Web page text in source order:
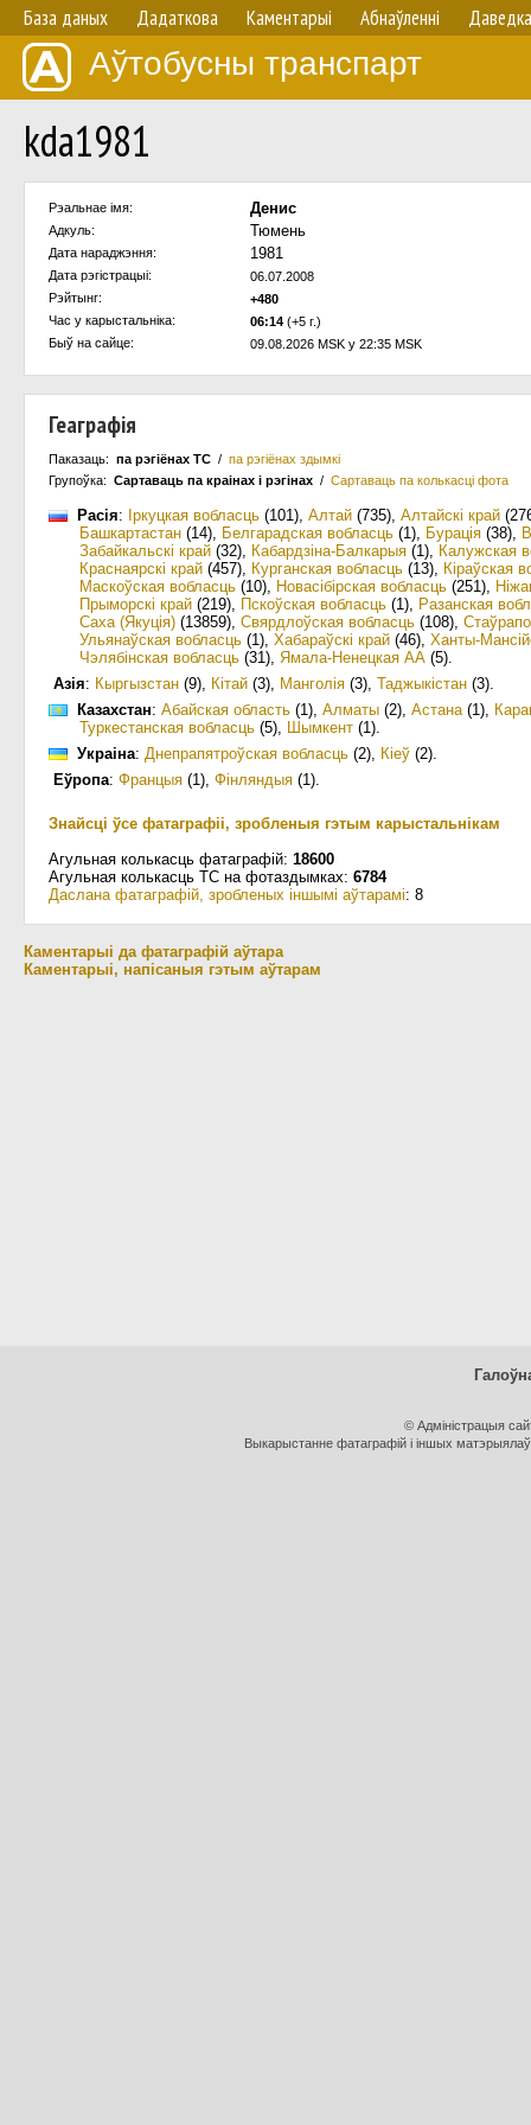
База даных Дадаткова Каментарыі Абнаўленнi Даведка
Аўтобусны транспарт
kda1981
Рэальнае імя: Денис
Адкуль: Тюмень
Дата нараджэння: 1981
Дата рэгістрацыі:
06.07.2008
Рэйтынг:
+480
Час у карыстальнiка:
06:14 (+5 г.)
Быў на сайце:
09.08.2026 MSK у 22:35 MSK
Геаграфія
Паказаць: па рэгіёнах ТС / па рэгіёнах здымкі
Групоўка: Сартаваць па краiнах i рэгінах / Сартаваць па колькасцi фота
Расія: Іркуцкая вобласць (101), Алтай (735), Алтайскі край
Башкартастан (14), Белгарадская вобласць (1), Бурація (38),
Забайкальскі край (32), Кабардзіна-Балкарыя (1), Калужская
Краснаярскі край (457), Курганская вобласць (13), Кіраўская
Маскоўская вобласць (10), Новасібірская вобласць (251),
Прыморскі край (219), Пскоўская вобласць (1), Разанская
Саха (Якуція) (13859), Свярдлоўская вобласць (108),
Ульянаўская вобласць (1), Хабараўскі край (46), Ханты-
Чэлябінская вобласць (31), Ямала-Ненецкая АА (5).
Азія: Кыргызстан (9), Кітай (3), Манголія (3), Таджыкістан (3).
Казахстан: Абайская область (1), Алматы (2), Астана(1),
Туркестанская вобласць (5), Шымкент (1).
Украіна: Днепрапятроўская вобласць (2), Кіеў (2).
Еўропа: Францыя (1), Фінляндыя (1).
Знайсці ўсе фатаграфіі, зробленыя гэтым карыстальнікам
Агульная колькасць фатаграфій: 18600
Агульная колькасць ТС на фотаздымках: 6784
Даслана фатаграфій, зробленых іншымі аўтарамі: 8
Каментарыі да фатаграфій аўтара
Каментарыі, напісаныя гэтым аўтарам
© Адміністрацыя
Выкарыстанне фатаграфій і іншых